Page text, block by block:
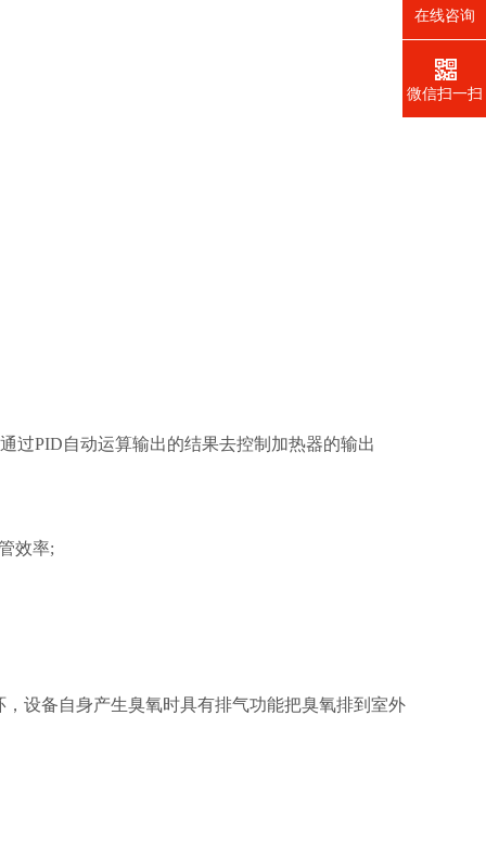
过PID自动运算输出的结果去控制加热器的输出
效率;
设备自身产生臭氧时具有排气功能把臭氧排到室外
在线咨询
微信扫一扫